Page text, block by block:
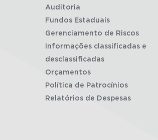
Auditoria
Fundos Estaduais
Gerenciamento de Riscos
Informações classificadas e
desclassificadas
Orçamentos
Política de Patrocínios
Relatórios de Despesas